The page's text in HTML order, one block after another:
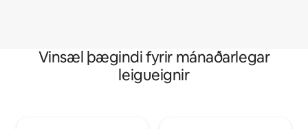
Vinsæl þægindi fyrir mánaðarlegar
leigueignir